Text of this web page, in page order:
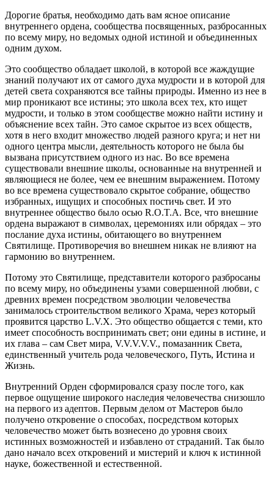
Дорогие братья, необходимо дать вам ясное описание
внутреннего ордена, сообщества посвященных, разбросанных
по всему миру, но ведомых одной истиной и объединенных
одним духом.
Это сообщество обладает школой, в которой все жаждущие
знаний получают их от самого духа мудрости и в которой для
детей света сохраняются все тайны природы. Именно из нее в
мир проникают все истины; это школа всех тех, кто ищет
мудрости, и только в этом сообществе можно найти истину и
объяснение всех тайн. Это самое скрытое из всех обществ,
хотя в него входит множество людей разного круга; и нет ни
одного центра мысли, деятельность которого не была бы
вызвана присутствием одного из нас. Во все времена
существовали внешние школы, основанные на внутренней и
являющиеся не более, чем ее внешним выражением. Потому
во все времена существовало скрытое собрание, общество
избранных, ищущих и способных постичь свет. И это
внутреннее общество было осью R.O.T.A. Все, что внешние
ордена выражают в символах, церемониях или обрядах – это
послание духа истины, обитающего во внутреннем
Святилище. Противоречия во внешнем никак не влияют на
гармонию во внутреннем.
Потому это Святилище, представители которого разбросаны
по всему миру, но объединены узами совершенной любви, с
древних времен посредством эволюции человечества
занималось строительством великого Храма, через который
проявится царство L.V.X. Это общество общается с теми, кто
имеет способность воспринимать свет; они едины в истине, и
их глава – сам Свет мира, V.V.V.V.V., помазанник Света,
единственный учитель рода человеческого, Путь, Истина и
Жизнь.
Внутренний Орден сформировался сразу после того, как
первое ощущение широкого наследия человечества снизошло
на первого из адептов. Первым делом от Мастеров было
получено откровение о способах, посредством которых
человечество может быть вознесено до уровня своих
истинных возможностей и избавлено от страданий. Так было
дано начало всех откровений и мистерий и ключ к истинной
науке, божественной и естественной.